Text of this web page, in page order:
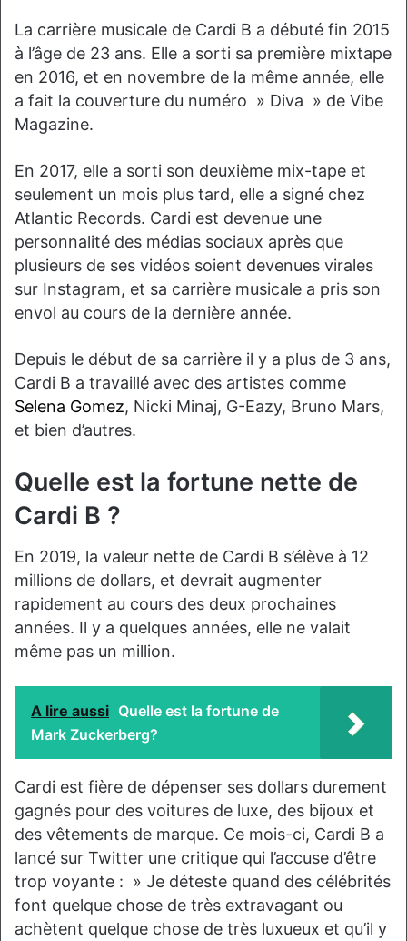
La carrière musicale de Cardi B a débuté fin 2015
à l’âge de 23 ans. Elle a sorti sa première mixtape
en 2016, et en novembre de la même année, elle
a fait la couverture du numéro » Diva » de Vibe
Magazine.
En 2017, elle a sorti son deuxième mix-tape et
seulement un mois plus tard, elle a signé chez
Atlantic Records. Cardi est devenue une
personnalité des médias sociaux après que
plusieurs de ses vidéos soient devenues virales
sur Instagram, et sa carrière musicale a pris son
envol au cours de la dernière année.
Depuis le début de sa carrière il y a plus de 3 ans,
Cardi B a travaillé avec des artistes comme
Selena Gomez, Nicki Minaj, G-Eazy, Bruno Mars,
et bien d’autres.
Quelle est la fortune nette de
Cardi B ?
En 2019, la valeur nette de Cardi B s’élève à 12
millions de dollars, et devrait augmenter
rapidement au cours des deux prochaines
années. Il y a quelques années, elle ne valait
même pas un million.
A lire aussi Quelle est la fortune de
Mark Zuckerberg?
Cardi est fière de dépenser ses dollars durement
gagnés pour des voitures de luxe, des bijoux et
des vêtements de marque. Ce mois-ci, Cardi B a
lancé sur Twitter une critique qui l’accuse d’être
trop voyante : » Je déteste quand des célébrités
font quelque chose de très extravagant ou
achètent quelque chose de très luxueux et qu’il y